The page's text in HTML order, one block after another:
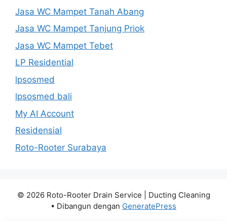
Jasa WC Mampet Tanah Abang
Jasa WC Mampet Tanjung Priok
Jasa WC Mampet Tebet
LP Residential
lpsosmed
lpsosmed bali
My AI Account
Residensial
Roto-Rooter Surabaya
© 2026 Roto-Rooter Drain Service | Ducting Cleaning
• Dibangun dengan GeneratePress